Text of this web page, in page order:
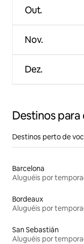
Out.
Nov.
Dez.
Destinos
Destinos perto de
Barcelona
Aluguéis por
Bordeaux
Aluguéis por
San Sebastián
Aluguéis por